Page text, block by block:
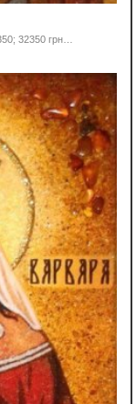
32350 грн…